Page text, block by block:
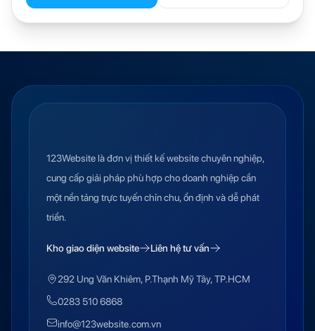
123Website là đơn vị thiết kế website chuyên nghiệp,
cung cấp giải pháp phù hợp cho doanh nghiệp cần
một nền tảng trực tuyến chỉn chu, ổn định và dễ phát
triển.
Kho giao diện website Liên hệ tư vấn
292 Ung Văn Khiêm, P.Thạnh Mỹ Tây, TP.HCM
0283 510 6868
info@123website.com.vn